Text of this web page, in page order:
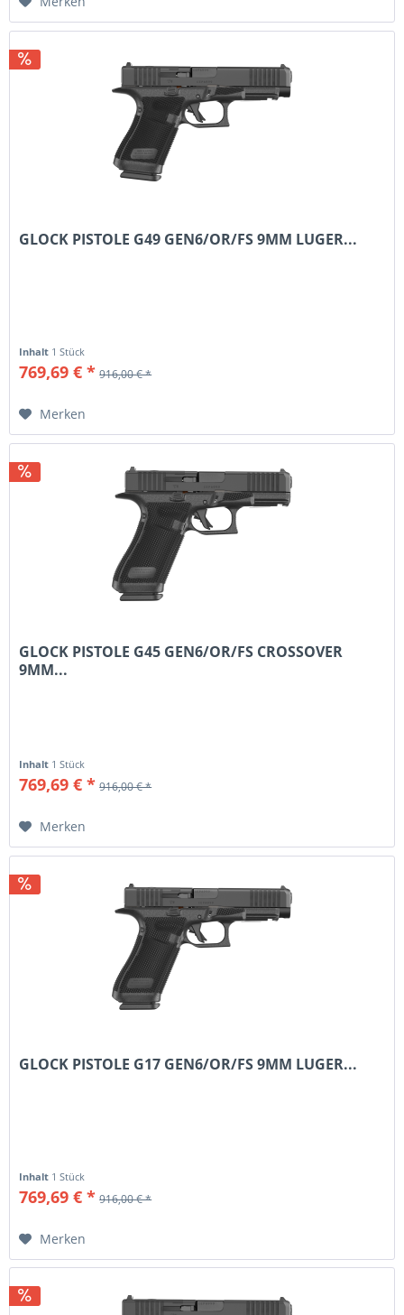
GLOCK PISTOLE G49 GEN6/OR/FS 9MM LUGER...
Inhalt 1 Stück
769,69 € * 916,00 € *
Merken
GLOCK PISTOLE G45 GEN6/OR/FS CROSSOVER
9MM...
Inhalt 1 Stück
769,69 € * 916,00 € *
Merken
GLOCK PISTOLE G17 GEN6/OR/FS 9MM LUGER...
Inhalt 1 Stück
769,69 € * 916,00 € *
Merken